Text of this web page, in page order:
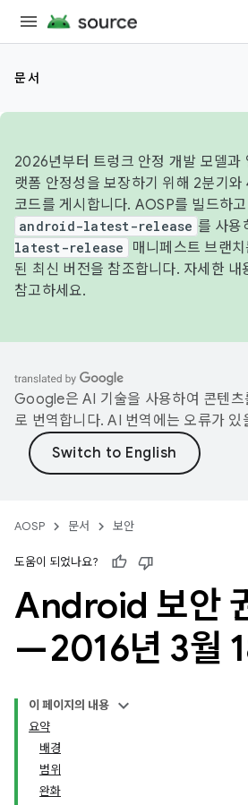
문서
2026년부터 트렁크 안정 개발 모델과
랫폼 안정성을 보장하기 위해 2분기
코드를 게시합니다. AOSP를 빌드하
android-latest-release 를 사용
latest-release
매니페스트 브랜
된 최신 버전을 참조합니다. 자세한 내
참고하세요.
Google은 AI 기술을 사용하여 콘텐츠
로 번역합니다. AI 번역에는 오류가 있
AOSP 문서 보안
도움이 되었나요?
Android 보안
— 2016년 3월
이 페이지의 내용
요약
배경
범위
완화